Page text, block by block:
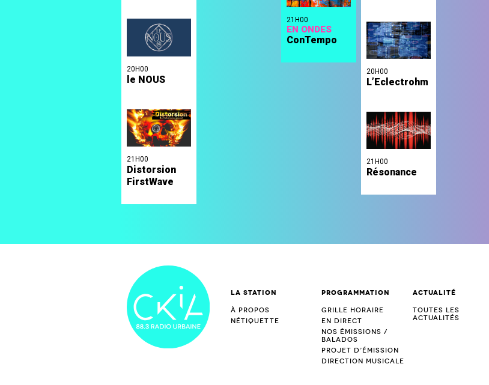
20H00
le NOUS
21H00
Distorsion
FirstWave
21H00
EN ONDES
ConTempo
20H00
L’Eclectrohm
21H00
Résonance
La station
À propos
Nétiquette
Programmation
Grille horaire
En direct
Nos émissions /
Balados
Projet d’Émission
Direction musicale
Actualité
Toutes les
actualités